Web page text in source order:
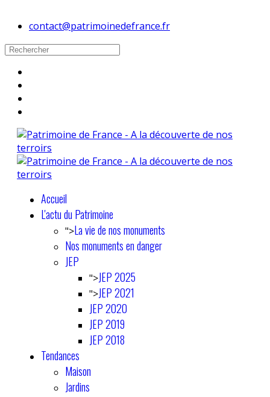
contact@patrimoinedefrance.fr
Accueil
L'actu du Patrimoine
">La vie de nos monuments
Nos monuments en danger
JEP
">JEP 2025
">JEP 2021
JEP 2020
JEP 2019
JEP 2018
Tendances
Maison
Jardins